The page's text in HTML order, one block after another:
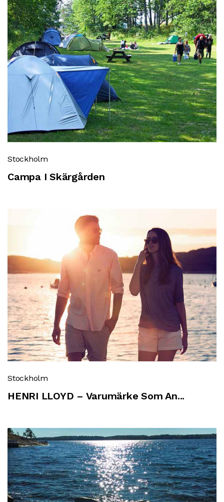
Stockholm
Campa I Skärgården
Stockholm
HENRI LLOYD – Varumärke Som An...